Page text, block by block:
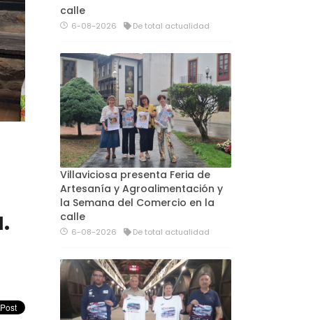
calle
6-08-2026 De total actualidad
Villaviciosa presenta Feria de
Artesanía y Agroalimentación y
la Semana del Comercio en la
calle
6-08-2026 De total actualidad